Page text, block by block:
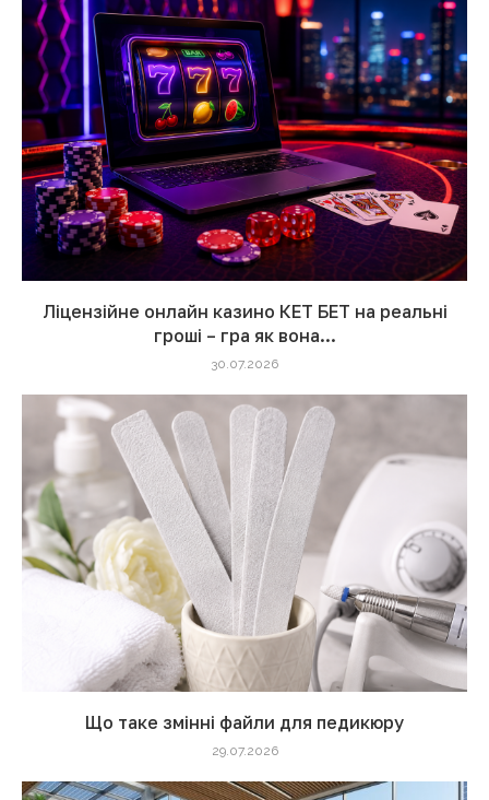
Ліцензійне онлайн казино КЕТ БЕТ на реальні
гроші – гра як вона...
30.07.2026
Що таке змінні файли для педикюру
29.07.2026